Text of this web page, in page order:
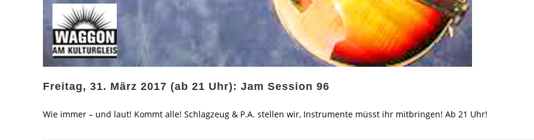
Freitag, 31. März 2017 (ab 21 Uhr): Jam Session 96
Wie immer – und laut! Kommt alle! Schlagzeug & P.A. stellen wir, Instrumente müsst ihr mitbringen! Ab 21 Uhr!